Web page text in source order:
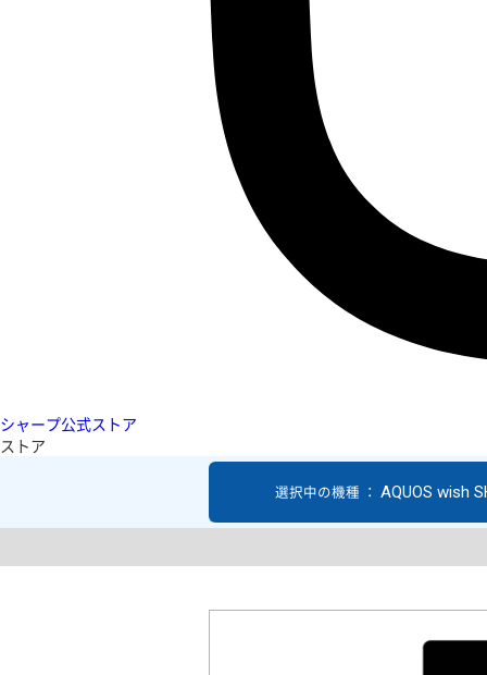
シャープ公式ストア
ストア
選択中の機種 ： AQUOS wish